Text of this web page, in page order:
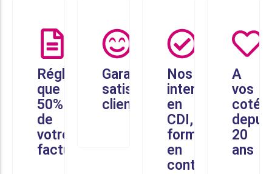
Réglez
que
50%
de
votre
facture
Garantie
satisfaction
client
Nos
intervenants
en
CDI,
formés
en
continu
A
vos
cotés
20
ans